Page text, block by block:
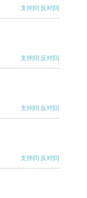
支持[0] 反对[0]
支持[0] 反对[0]
支持[0] 反对[0]
支持[0] 反对[0]